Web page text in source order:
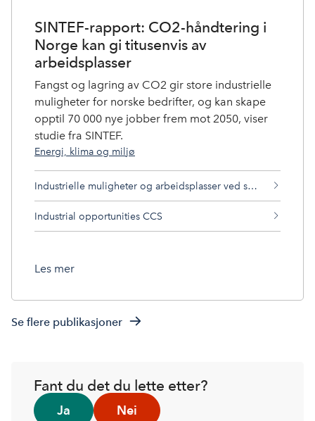
SINTEF-rapport: CO2-håndtering i
Norge kan gi titusenvis av
arbeidsplasser
Fangst og lagring av CO2 gir store industrielle
muligheter for norske bedrifter, og kan skape
opptil 70 000 nye jobber frem mot 2050, viser
studie fra SINTEF.
Energi, klima og miljø
Industrielle muligheter og arbeidsplasser ved storskala co2-håndtering i Norge
Industrial opportunities CCS
Les mer
Se flere publikasjoner
Fant du det du lette etter?
Ja Nei